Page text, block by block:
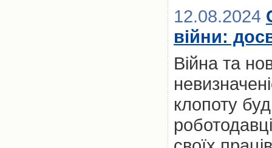
12.08.2024
війни:
Війна та
клопоту